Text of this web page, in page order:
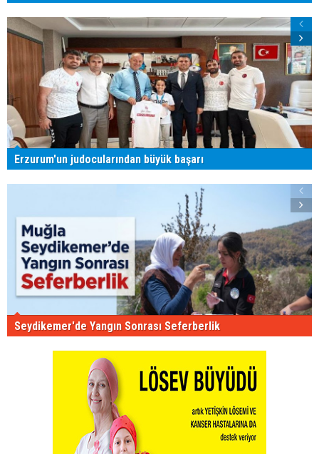
Erzurum'un judocularından büyük başarı
Seydikemer'de Yangın Sonrası Seferberlik